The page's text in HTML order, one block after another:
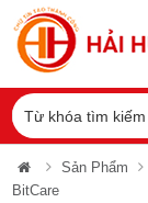
Sản Phẩm
BitCare